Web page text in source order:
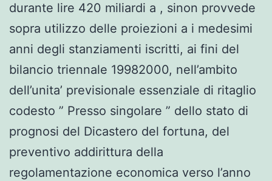
durante lire 420 miliardi a , sinon provvede
sopra utilizzo delle proiezioni a i medesimi
anni degli stanziamenti iscritti, ai fini del
bilancio triennale 19982000, nell’ambito
dell’unita’ previsionale essenziale di ritaglio
codesto ” Presso singolare ” dello stato di
prognosi del Dicastero del fortuna, del
preventivo addirittura della
regolamentazione economica verso l’anno